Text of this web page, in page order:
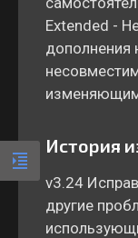
Extended -
дополнения
История
v3.24
другие